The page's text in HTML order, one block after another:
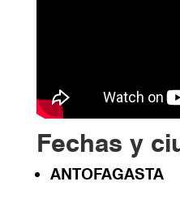
Fechas y
ANTOFAGASTA